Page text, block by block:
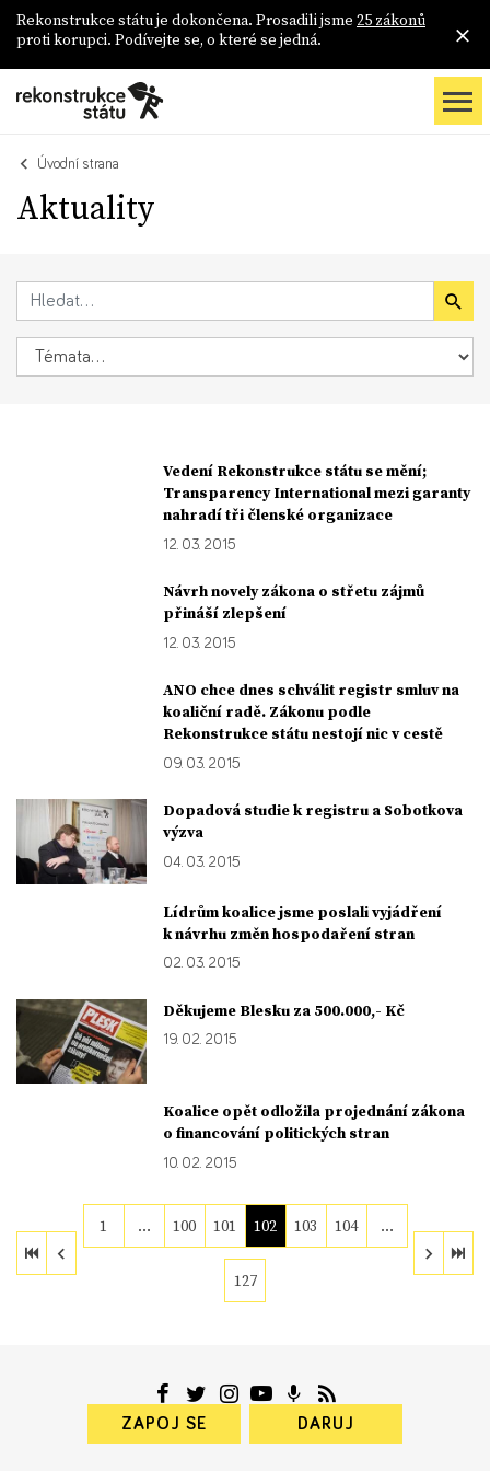
Rekonstrukce státu je dokončena. Prosadili jsme 25 zákonů
proti korupci. Podívejte se, o které se jedná.
Úvodní strana
Aktuality
Vedení Rekonstrukce státu se mění;
Transparency International mezi garanty
nahradí tři členské organizace
12. 03. 2015
Návrh novely zákona o střetu zájmů
přináší zlepšení
12. 03. 2015
ANO chce dnes schválit registr smluv na
koaliční radě. Zákonu podle
Rekonstrukce státu nestojí nic v cestě
09. 03. 2015
Dopadová studie k registru a Sobotkova
výzva
04. 03. 2015
Lídrům koalice jsme poslali vyjádření
k návrhu změn hospodaření stran
02. 03. 2015
Děkujeme Blesku za 500.000,- Kč
19. 02. 2015
Koalice opět odložila projednání zákona
o financování politických stran
10. 02. 2015
1 … 100 101 102 103 104 …
127
ZAPOJ SE DARUJ